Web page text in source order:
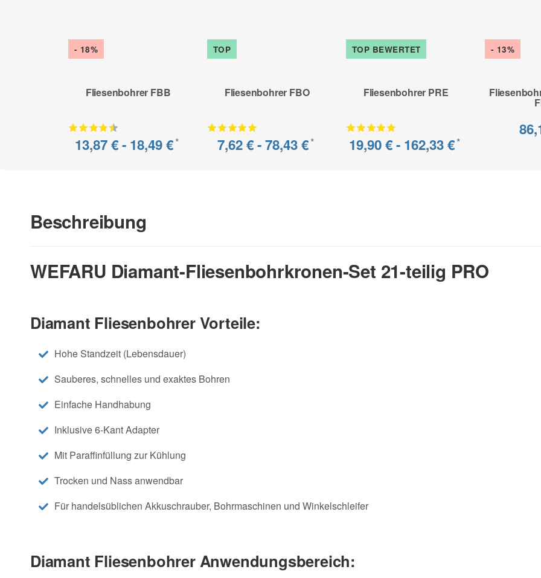
- 18%
Fliesenbohrer FBB
13,87 € - 18,49 €*
TOP
Fliesenbohrer FBO
7,62 € -78,43 €*
TOP BEWERTET
Fliesenbohrer PRE
19,90 € - 162,33 €*
- 13%
Beschreibung
WEFARU Diamant-Fliesenbohrkronen-Set 21-teilig PRO
Diamant Fliesenbohrer Vorteile:
Hohe Standzeit (Lebensdauer)
Sauberes, schnelles und exaktes Bohren
Einfache Handhabung
Inklusive 6-Kant Adapter
Mit Paraffinfüllung zur Kühlung
Trocken und Nass anwendbar
Für handelsüblichen Akkuschrauber, Bohrmaschinen und Winkelschleifer
Diamant Fliesenbohrer Anwendungsbereich: